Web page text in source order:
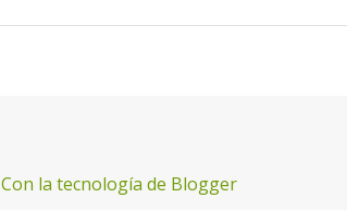
Con la tecnología de Blogger